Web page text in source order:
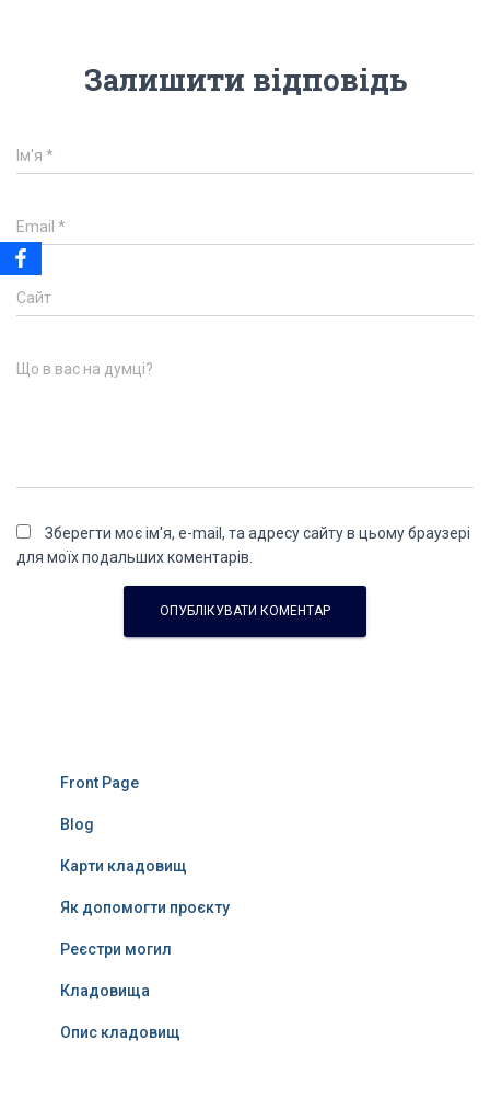
Залишити відповідь
Ім'я *
Email *
Сайт
Що в вас на думці?
Зберегти моє ім'я, e-mail, та адресу сайту в цьому браузері
для моїх подальших коментарів.
Front Page
Blog
Карти кладовищ
Як допомогти проєкту
Реєстри могил
Кладовища
Опис кладовищ